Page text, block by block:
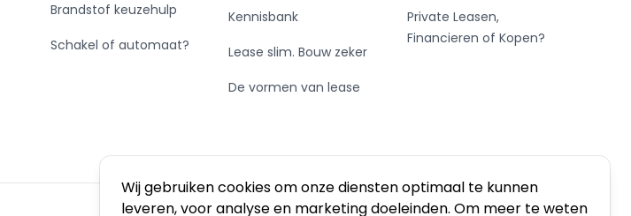
Wij gebruiken cookies om onze diensten optimaal te kunnen
leveren, voor analyse en marketing doeleinden. Om meer te weten
Brandstof keuzehulp
Schakel of automaat?
Kennisbank
Lease slim. Bouw zeker
De vormen van lease
Private Leasen,
Financieren of Kopen?